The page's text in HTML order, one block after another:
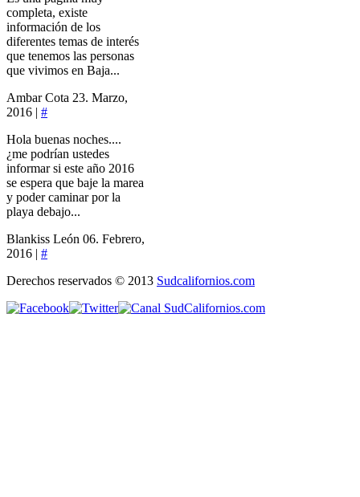
completa, existe
información de los
diferentes temas de interés
que tenemos las personas
que vivimos en Baja...
Ambar Cota 23. Marzo,
2016 | #
Hola buenas noches....
¿me podrían ustedes
informar si este año 2016
se espera que baje la marea
y poder caminar por la
playa debajo...
Blankiss León 06. Febrero,
2016 | #
Derechos reservados © 2013 Sudcalifornios.com